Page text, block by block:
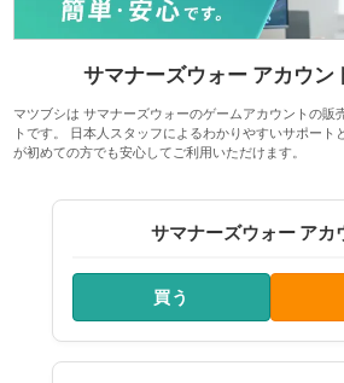
サマナーズウォー アカウン
マツブシは サマナーズウォーのゲームアカウントの販
トです。 日本人スタッフによるわかりやすいサポート
が初めての方でも安心してご利用いただけます。
サマナーズウォー アカ
買う